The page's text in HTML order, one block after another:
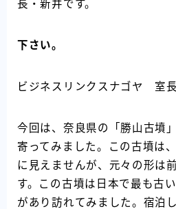
長・新井です。
下さい。
ビジネスリンクスナゴヤ 室長
今回は、奈良県の「勝山古墳
寄ってみました。この古墳は
に見えませんが、元々の形は
す。この古墳は日本で最も古
があり訪れてみました。宿泊